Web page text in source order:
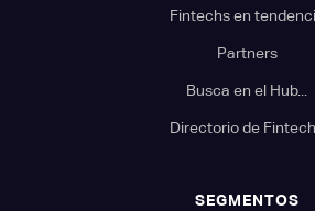
Fintechs en
Partners
Busca en el Hub...
Directorio de
SEGMENTOS